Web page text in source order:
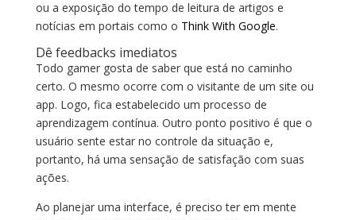
ou a exposição do tempo de leitura de artigos e
notícias em portais como o Think With Google.
Dê feedbacks imediatos
Todo gamer gosta de saber que está no caminho
certo. O mesmo ocorre com o visitante de um site ou
app. Logo, fica estabelecido um processo de
aprendizagem contínua. Outro ponto positivo é que o
usuário sente estar no controle da situação e,
portanto, há uma sensação de satisfação com suas
ações.
Ao planejar uma interface, é preciso ter em mente